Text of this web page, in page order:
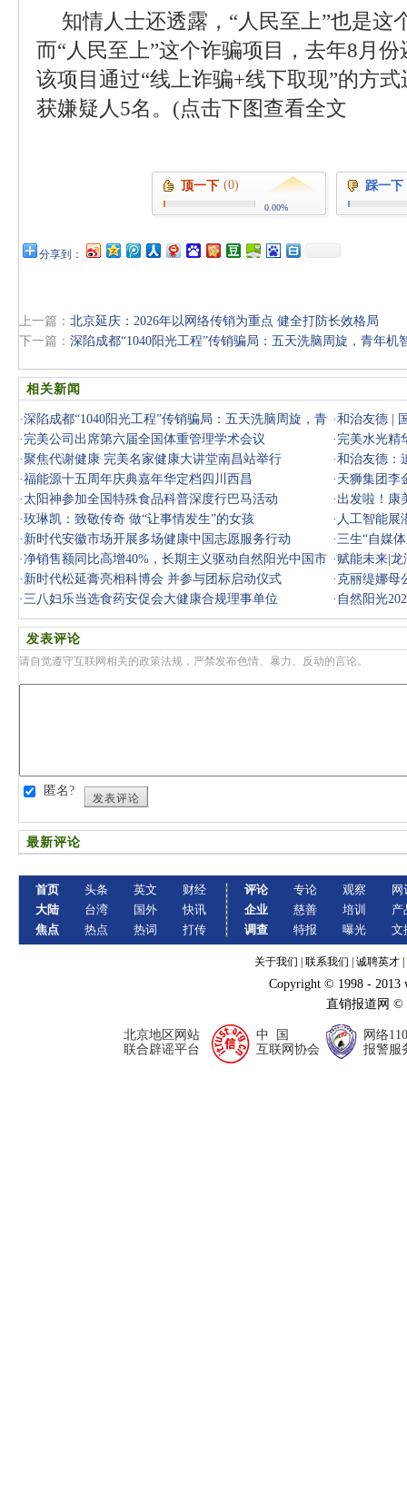
知情人士还透露，“人民至上”也是这
而“人民至上”这个诈骗项目，去年8月
该项目通过“线上诈骗+线下取现”的方
获嫌疑人5名。(点击下图查看全文
顶一下 (0)
0.00%
踩一下
分享到：
上一篇： 北京延庆：2026年以网络传销为重点 健全打防长效格局
下一篇： 深陷成都“1040阳光工程”传销骗局：五天洗脑周旋，青年机
相关新闻
·深陷成都“1040阳光工程”传销骗局：五天洗脑周旋，青
年机智脱
·和治友德 |
· 完美公司出席第六届全国体重管理学术会议 · 完美水光精
·聚焦代谢健康 完美名家健康大讲堂南昌站举行 ·和治友德：
·福能源十五周年庆典嘉年华定档四川西昌 · 天狮集团李
· 太阳神参加全国特殊食品科普深度行巴马活动 · 出发啦！康
·玫琳凯：致敬传奇 做“让事情发生”的女孩 · 人工智能展
· 新时代安徽市场开展多场健康中国志愿服务行动 ·三生“自媒
·净销售额同比高增40%，长期主义驱动自然阳光中国市
场稳健增长
·赋能未来|
· 新时代松延膏亮相科博会 并参与团标启动仪式 · 克丽缇娜母
·三八妇乐当选食药安促会大健康合规理事单位 · 自然阳光
发表评论
请自觉遵守互联网相关的政策法规，严禁发布色情、暴力、反动的言论。
匿名?
发表评论
最新评论
首页
大陆
焦点
头条
台湾
热点
英文
国外
热词
财经
快讯
打传
评论
企业
调查
专论
慈善
特报
观察
培训
曝光
网
产
文
关于我们 联系我们 诚聘英才
Copyright © 1998 - 2013
直销报道网
北京地区网站
联合辟谣平台
中 国
互联网协会
网络110
报警服